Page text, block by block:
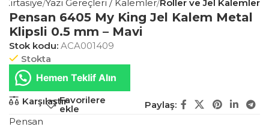
Kırtasiye Yazı Gereçleri / Kalemler Roller ve Jel Kalemler
Pensan 6405 My King Jel Kalem Metal
Klipsli 0.5 mm – Mavi
Stok kodu: ACA001409
Stokta
Hemen Teklif Alın
KarşılaştırFavorilere
ekle
Paylaş:
Pensan